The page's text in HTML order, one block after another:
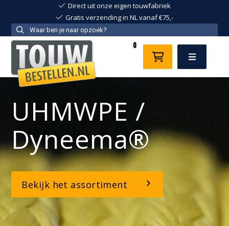
Direct uit onze eigen touwfabriek
Gratis verzending in NL vanaf €75,-
Menu
0
UHMWPE /
Dyneema®
Bekijk het assortiment
liertouwen